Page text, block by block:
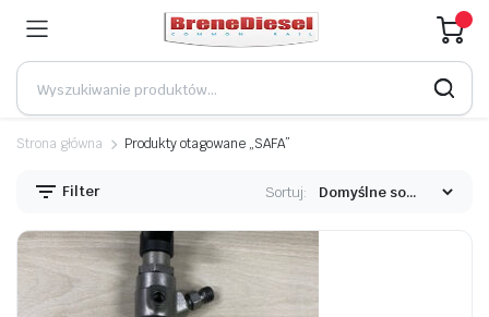
Strona główna Produkty otagowane „SAFA”
Filter Sortuj: